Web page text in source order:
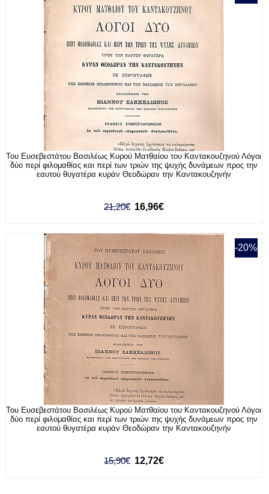
Του Ευσεβεστάτου Βασιλέως Κυρού Ματθαίου του Καντακουζηνού Λόγοι
δύο περί φιλομαθίας και περί των τριών της ψυχής δυνάμεων προς την
εαυτού θυγατέρα κυράν Θεοδώραν την Καντακουζηνήν
21,20€ 16,96€
-20%
Του Ευσεβεστάτου Βασιλέως Κυρού Ματθαίου του Καντακουζηνού Λόγοι
δύο περί φιλομαθίας και περί των τριών της ψυχής δυνάμεων προς την
εαυτού θυγατέρα κυράν Θεοδώραν την Καντακουζηνήν
15,90€ 12,72€